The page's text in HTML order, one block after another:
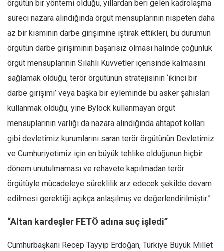
örgütün bir yöntemi olduğu, yıllardan beri gelen kadrolaşma
süreci nazara alındığında örgüt mensuplarının nispeten daha
az bir kısmının darbe girişimine iştirak ettikleri, bu durumun
örgütün darbe girişiminin başarısız olması halinde çoğunluk
örgüt mensuplarının Silahlı Kuvvetler içerisinde kalmasını
sağlamak olduğu, terör örgütünün stratejisinin ‘ikinci bir
darbe girişimi’ veya başka bir eyleminde bu asker şahısları
kullanmak olduğu, yine Bylock kullanmayan örgüt
mensuplarının varlığı da nazara alındığında ahtapot kolları
gibi devletimiz kurumlarını saran terör örgütünün Devletimiz
ve Cumhuriyetimiz için en büyük tehlike olduğunun hiçbir
dönem unutulmaması ve rehavete kapılmadan terör
örgütüyle mücadeleye süreklilik arz edecek şekilde devam
edilmesi gerektiği açıkça anlaşılmış ve değerlendirilmiştir.”
“Altan kardeşler FETÖ adına suç işledi”
Cumhurbaşkanı Recep Tayyip Erdoğan, Türkiye Büyük Millet